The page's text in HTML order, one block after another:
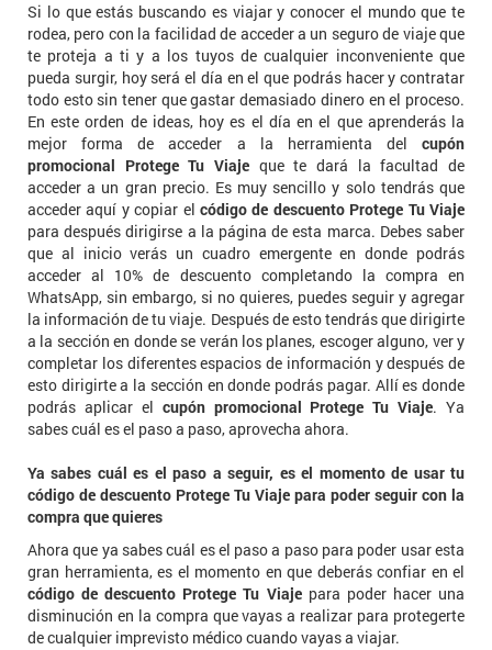
Si lo que estás buscando es viajar y conocer el mundo que te
rodea, pero con la facilidad de acceder a un seguro de viaje que
te proteja a ti y a los tuyos de cualquier inconveniente que
pueda surgir, hoy será el día en el que podrás hacer y contratar
todo esto sin tener que gastar demasiado dinero en el proceso.
En este orden de ideas, hoy es el día en el que aprenderás la
mejor forma de acceder a la herramienta del cupón
promocional Protege Tu Viaje que te dará la facultad de
acceder a un gran precio. Es muy sencillo y solo tendrás que
acceder aquí y copiar el código de descuento Protege Tu Viaje
para después dirigirse a la página de esta marca. Debes saber
que al inicio verás un cuadro emergente en donde podrás
acceder al 10% de descuento completando la compra en
WhatsApp, sin embargo, si no quieres, puedes seguir y agregar
la información de tu viaje. Después de esto tendrás que dirigirte
a la sección en donde se verán los planes, escoger alguno, ver y
completar los diferentes espacios de información y después de
esto dirigirte a la sección en donde podrás pagar. Allí es donde
podrás aplicar el cupón promocional Protege Tu Viaje. Ya
sabes cuál es el paso a paso, aprovecha ahora.
Ya sabes cuál es el paso a seguir, es el momento de usar tu
código de descuento Protege Tu Viaje para poder seguir con la
compra que quieres
Ahora que ya sabes cuál es el paso a paso para poder usar esta
gran herramienta, es el momento en que deberás confiar en el
código de descuento Protege Tu Viajepara poder hacer una
disminución en la compra que vayas a realizar para protegerte
de cualquier imprevisto médico cuando vayas a viajar.